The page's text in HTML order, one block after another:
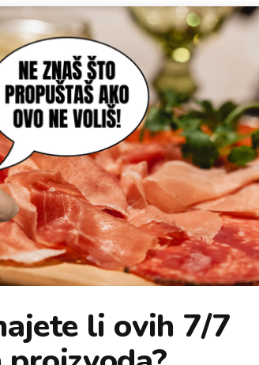
li ovih 7/7